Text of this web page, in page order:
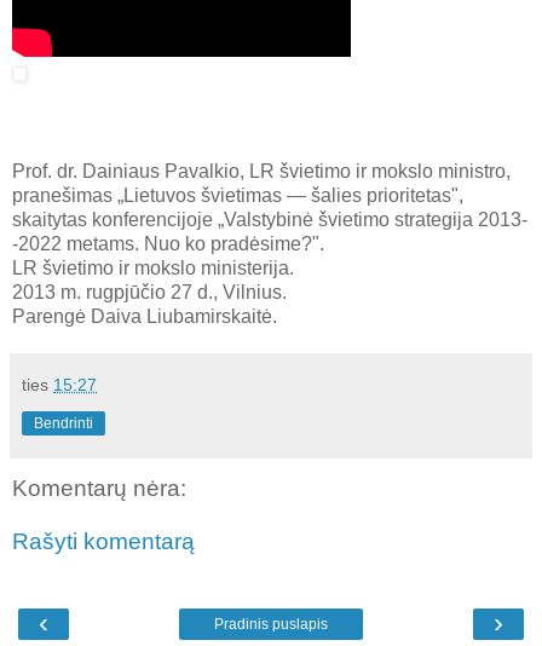
Prof. dr. Dainiaus Pavalkio, LR švietimo ir mokslo ministro,
pranešimas „Lietuvos švietimas — šalies prioritetas",
skaitytas konferencijoje „Valstybinė švietimo strategija 2013-
-2022 metams. Nuo ko pradėsime?".
LR švietimo ir mokslo ministerija.
2013 m. rugpjūčio 27 d., Vilnius.
Parengė Daiva Liubamirskaitė.
ties 15:27
Bendrinti
Komentarų nėra:
Rašyti komentarą
‹ ›
Pradinis puslapis